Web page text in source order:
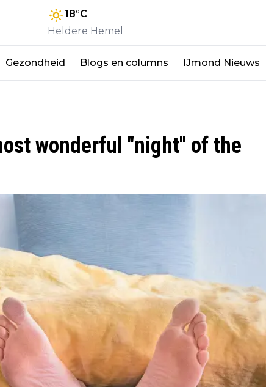
18°C
Heldere Hemel
Gezondheid Blogs en columns IJmond Nieuws
wonderful "night" of the